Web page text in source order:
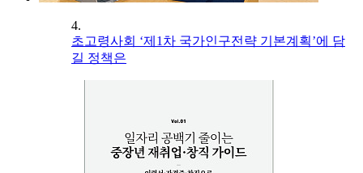
4.
초고령사회 ‘제1차 국가인구전략 기본계획’에 담
길 정책은